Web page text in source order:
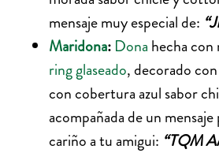
mensaje muy especial de:
Maridona: Dona hecha
ring glaseado, decorado
con cobertura azul sabor
acompañada de un
cariño a tu amigui: “TQM